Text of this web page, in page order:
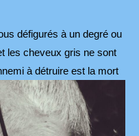
défigurés à un degré ou
les cheveux gris ne sont
à détruire est la mort